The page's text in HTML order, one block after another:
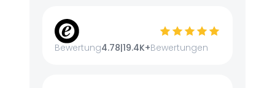
Bewertung4.78|19.4K+Bewertungen